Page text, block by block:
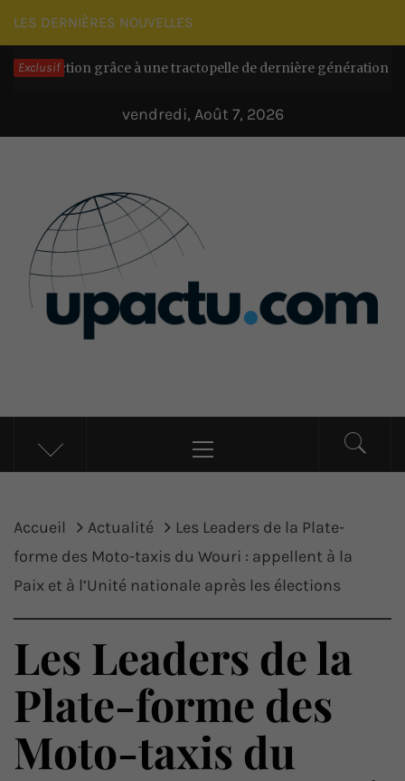
Passer
au
contenu
LES DERNIÈRES NOUVELLES
Exclusifgrâce à une tractopelle de dernière génération Il y a
vendredi, Août 7, 2026
UP ACTU
L’actualité d’ici et d’ailleurs
principal
Accueil Actualité
Les Leaders de la Plate-
forme des Moto-taxis du Wouri : appellent à la
Paix et à l’Unité nationale après les élections
Les Leaders de la
Plate-forme des
Moto-taxis du